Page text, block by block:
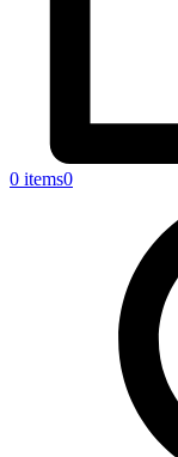
0 items0